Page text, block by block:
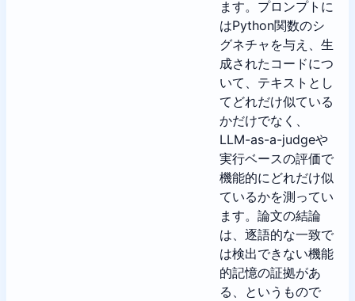
ます。プロンプトに
はPython関数のシ
グネチャを与え、生
成されたコードにつ
いて、テキストとし
てどれだけ似ている
かだけでなく、
LLM-as-a-judgeや
実行ベースの評価で
機能的にどれだけ似
ているかを測ってい
ます。論文の結論
は、逐語的な一致で
は検出できない機能
的記憶の証拠があ
る、というもので